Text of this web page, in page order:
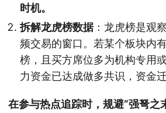
时机。
拆解龙虎榜数据：龙虎榜是观
频交易的窗口。若某个板块内
榜，且买方席位多为机构专用
力资金已达成做多共识，资金
在参与热点追踪时，规避“强弩之